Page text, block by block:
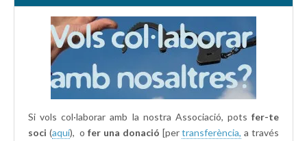
Si vols col·laborar amb la nostra Associació, pots fer-te
soci (aquí), ofer una donació [pertransferència, a través